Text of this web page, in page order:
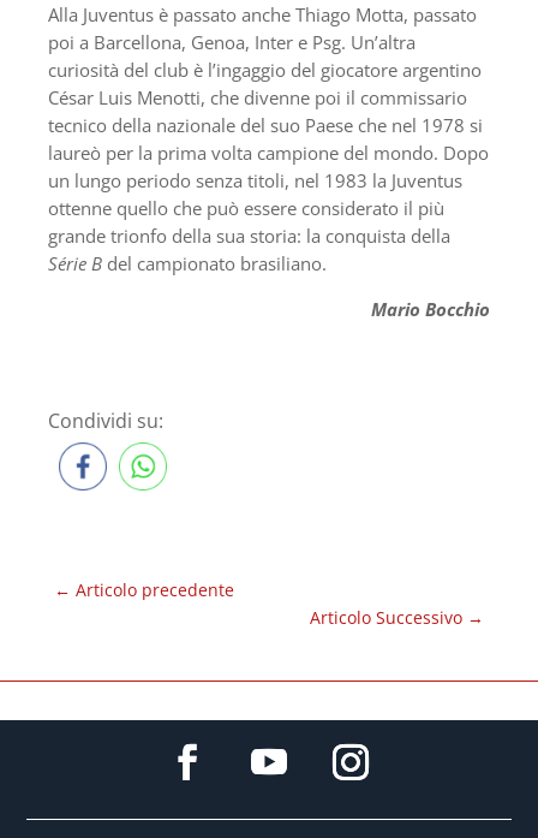
Alla Juventus è passato anche Thiago Motta, passato
poi a Barcellona, Genoa, Inter e Psg. Un’altra
curiosità del club è l’ingaggio del giocatore argentino
César Luis Menotti, che divenne poi il commissario
tecnico della nazionale del suo Paese che nel 1978 si
laureò per la prima volta campione del mondo. Dopo
un lungo periodo senza titoli, nel 1983 la Juventus
ottenne quello che può essere considerato il più
grande trionfo della sua storia: la conquista della
Série B del campionato brasiliano.
Mario Bocchio
Condividi su:
← Articolo precedente
Articolo Successivo →